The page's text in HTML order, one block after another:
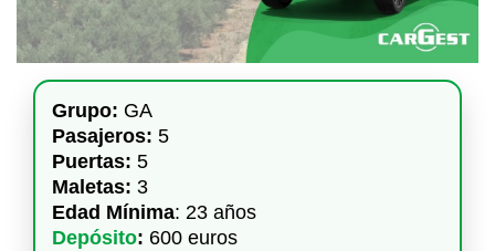
Grupo: GA
Pasajeros: 5
Puertas: 5
Maletas: 3
Edad Mínima: 23 años
Depósito: 600 euros